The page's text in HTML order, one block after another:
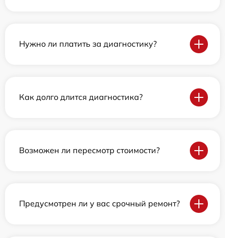
Нужно ли платить за диагностику?
Как долго длится диагностика?
Возможен ли пересмотр стоимости?
Предусмотрен ли у вас срочный ремонт?